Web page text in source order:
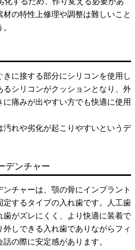
材の特性上修理や調整は難しいこと
きに接する部分にシリコンを使用し
るシリコンがクッションとなり、外
痛みが出やすい方でも快適に使用
汚れや劣化が起こりやすいというデ
デンチャー
チャーは、顎の骨にインプラント
定するタイプの入れ歯です。人工歯
歯がズレにくく、より快適に装着で
外しできる入れ歯でありながらフィ
の際に安定感があります。